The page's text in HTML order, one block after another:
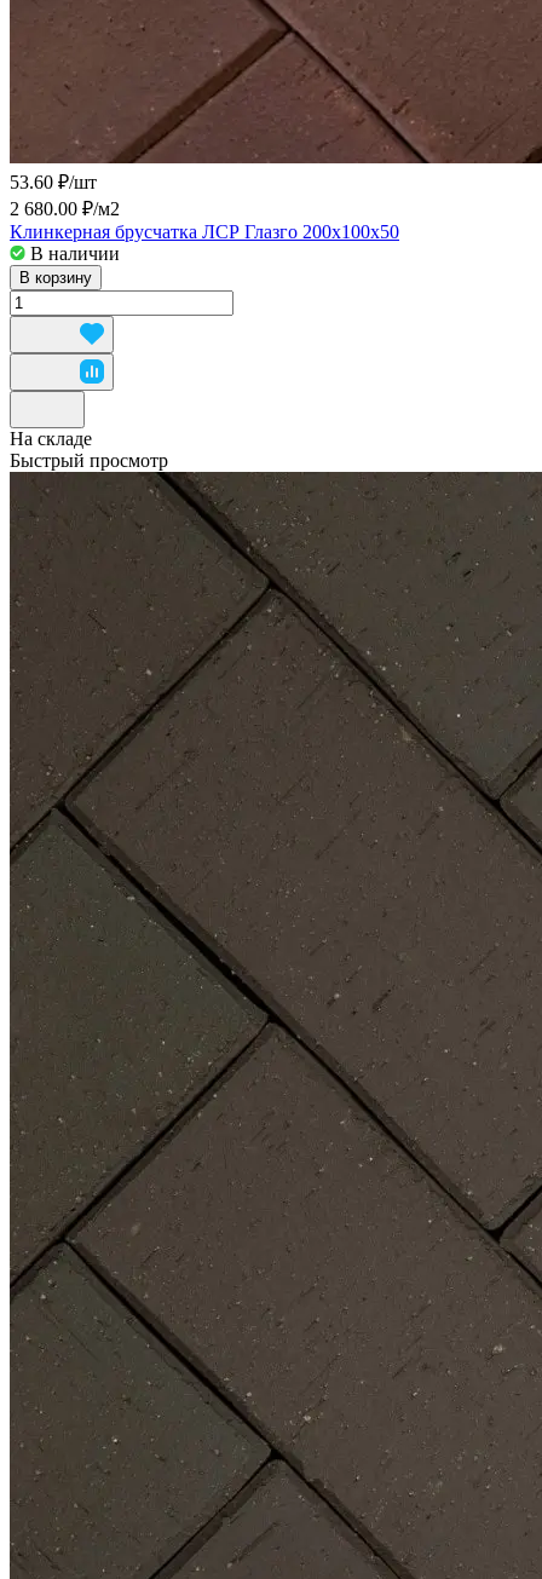
53.60 ₽/шт
2 680.00 ₽/м2
Клинкерная брусчатка ЛСР Глазго 200x100x50
В наличии
В корзину
На складе
Быстрый просмотр